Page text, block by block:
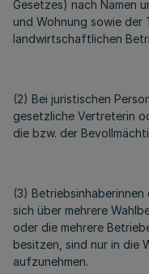
Gesetzes) nach Namen
und Wohnung sowie der
landwirtschaftlichen
(2) Bei juristischen
gesetzliche Vertreterin
die bzw. der
(3)
sich über mehrere
oder die mehrere
besitzen, sind nur in die
aufzunehmen.